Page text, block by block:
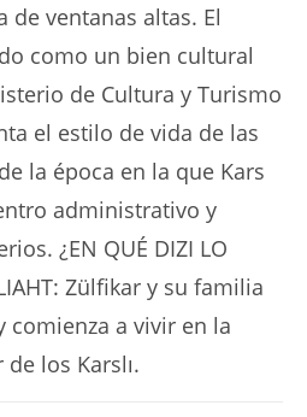
ventanas altas. El
como un bien cultural
de Cultura y Turismo
el estilo de vida de las
la época en la que Kars
administrativo y
¿EN QUÉ DIZI LO
Zülfikar y su familia
comienza a vivir en la
los Karslı.